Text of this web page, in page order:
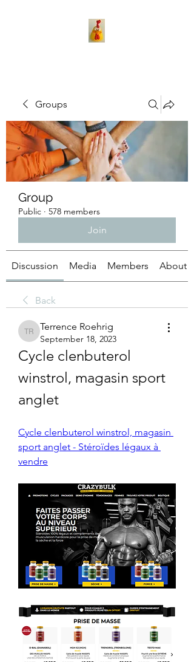
Groups
Group
Public · 578 members
Join
Discussion Media Members About
Back
Terrence Roehrig
Terrence Roehrig
September 18, 2023
Cycle clenbuterol
winstrol, magasin sport
anglet
Cycle clenbuterol winstrol, magasin
sport anglet - Stéroïdes légaux à
vendre